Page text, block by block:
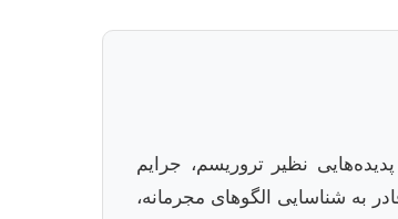
نظیر تروریسم، جرایم
به شناسایی الگوهای مجرمانه،